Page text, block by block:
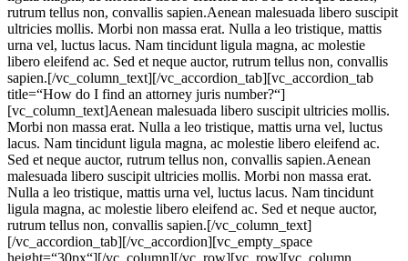
rutrum tellus non, convallis sapien.Aenean malesuada libero suscipit
ultricies mollis. Morbi non massa erat. Nulla a leo tristique, mattis
urna vel, luctus lacus. Nam tincidunt ligula magna, ac molestie
libero eleifend ac. Sed et neque auctor, rutrum tellus non, convallis
sapien.[/vc_column_text][/vc_accordion_tab][vc_accordion_tab
title=“How do I find an attorney juris number?“]
[vc_column_text]Aenean malesuada libero suscipit ultricies mollis.
Morbi non massa erat. Nulla a leo tristique, mattis urna vel, luctus
lacus. Nam tincidunt ligula magna, ac molestie libero eleifend ac.
Sed et neque auctor, rutrum tellus non, convallis sapien.Aenean
malesuada libero suscipit ultricies mollis. Morbi non massa erat.
Nulla a leo tristique, mattis urna vel, luctus lacus. Nam tincidunt
ligula magna, ac molestie libero eleifend ac. Sed et neque auctor,
rutrum tellus non, convallis sapien.[/vc_column_text]
[/vc_accordion_tab][/vc_accordion][vc_empty_space